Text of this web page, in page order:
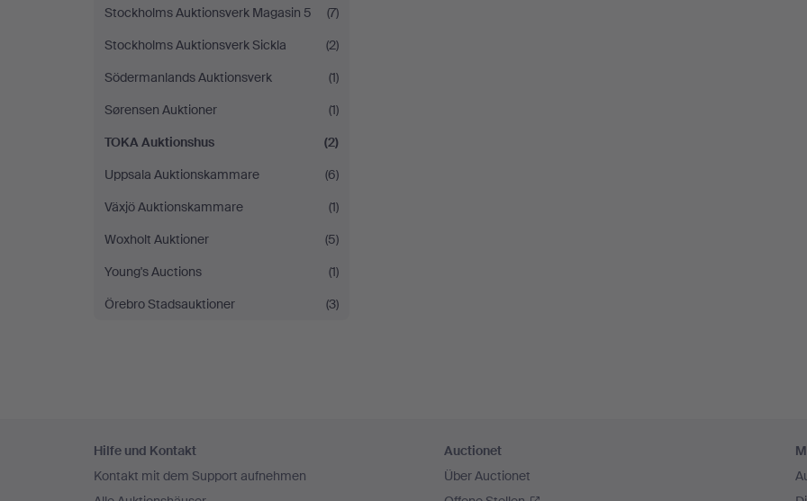
Stockholms Auktionsverk Magasin 5
(7)
Stockholms Auktionsverk Sickla
(2)
Södermanlands Auktionsverk
(1)
Sørensen Auktioner
(1)
TOKA Auktionshus
(2)
Uppsala Auktionskammare
(6)
Växjö Auktionskammare
(1)
Woxholt Auktioner
(5)
Young's Auctions
(1)
Örebro Stadsauktioner
(3)
Navigation
Hilfe und Kontakt
Kontakt mit dem Support aufnehmen
Auctionet
Über Auctionet